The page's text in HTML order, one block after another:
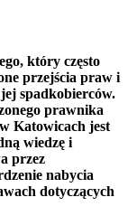
który często
przejścia praw i
spadkobierców.
prawnika
Katowicach jest
wiedzę i
przez
nabycia
dotyczących